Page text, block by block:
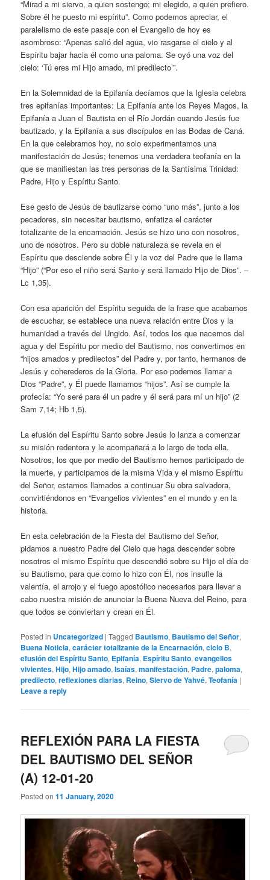
“Mirad a mi siervo, a quien sostengo; mi elegido, a quien prefiero.
Sobre él he puesto mi espíritu”. Como podemos apreciar, el
paralelismo de este pasaje con el Evangelio de hoy es
asombroso: “Apenas salió del agua, vio rasgarse el cielo y al
Espíritu bajar hacia él como una paloma. Se oyó una voz del
cielo: ‘Tú eres mi Hijo amado, mi predilecto’”.
En la Solemnidad de la Epifanía decíamos que la Iglesia celebra
tres epifanías importantes: La Epifanía ante los Reyes Magos, la
Epifanía a Juan el Bautista en el Río Jordán cuando Jesús fue
bautizado, y la Epifanía a sus discípulos en las Bodas de Caná.
En la que celebramos hoy, no solo experimentamos una
manifestación de Jesús; tenemos una verdadera teofanía en la
que se manifiestan las tres personas de la Santísima Trinidad:
Padre, Hijo y Espíritu Santo.
Ese gesto de Jesús de bautizarse como “uno más”, junto a los
pecadores, sin necesitar bautismo, enfatiza el carácter
totalizante de la encarnación. Jesús se hizo uno con nosotros,
uno de nosotros. Pero su doble naturaleza se revela en el
Espíritu que desciende sobre Él y la voz del Padre que le llama
“Hijo” (“Por eso el niño será Santo y será llamado Hijo de Dios”. –
Lc 1,35).
Con esa aparición del Espíritu seguida de la frase que acabamos
de escuchar, se establece una nueva relación entre Dios y la
humanidad a través del Ungido. Así, todos los que nacemos del
agua y del Espíritu por medio del Bautismo, nos convertimos en
“hijos amados y predilectos” del Padre y, por tanto, hermanos de
Jesús y coherederos de la Gloria. Por eso podemos llamar a
Dios “Padre”, y Él puede llamarnos “hijos”. Así se cumple la
profecía: “Yo seré para él un padre y él será para mí un hijo” (2
Sam 7,14; Hb 1,5).
La efusión del Espíritu Santo sobre Jesús lo lanza a comenzar
su misión redentora y le acompañará a lo largo de toda ella.
Nosotros, los que por medio del Bautismo hemos participado de
la muerte, y participamos de la misma Vida y el mismo Espíritu
del Señor, estamos llamados a continuar Su obra salvadora,
convirtiéndonos en “Evangelios vivientes” en el mundo y en la
historia.
En esta celebración de la Fiesta del Bautismo del Señor,
pidamos a nuestro Padre del Cielo que haga descender sobre
nosotros el mismo Espíritu que descendió sobre su Hijo el día de
su Bautismo, para que como lo hizo con Él, nos insufle la
valentía, el arrojo y el fuego apostólico necesarios para llevar a
cabo nuestra misión de anunciar la Buena Nueva del Reino, para
que todos se conviertan y crean en Él.
Posted in Uncategorized |Tagged Bautismo, Bautismo del Señor,
Buena Noticia,carácter totalizante de la Encarnación,ciclo B,
efusión del Espíritu Santo, Epifanía, Espíritu Santo,evangelios
vivientes,Hijo,Hijo amado,Isaías,manifestación, Padre,paloma,
predilecto,reflexiones diarias, Reino,Siervo de Yahvé,Teofanía |
Leave a reply
REFLEXIÓN PARA LA FIESTA
DEL BAUTISMO DEL SEÑOR
(A) 12-01-20
Posted on11 January, 2020